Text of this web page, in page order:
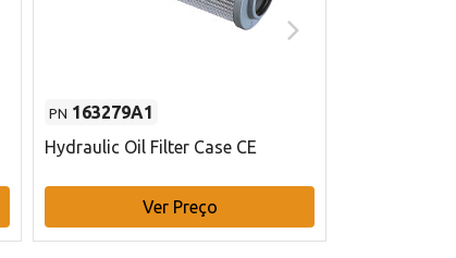
PN 163279A1
Hydraulic Oil Filter Case CE
Ver Preço